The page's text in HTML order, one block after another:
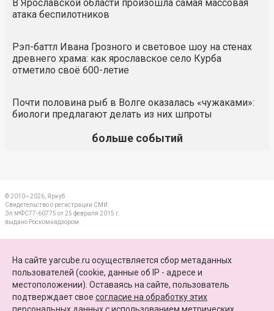
В Ярославской области произошла самая массовая
атака беспилотников
Рэп-баттл Ивана Грозного и световое шоу на стенах
древнего храма: как ярославское село Курба
отметило своё 600-летие
Почти половина рыб в Волге оказалась «чужаками»:
биологи предлагают делать из них шпроты
больше событий
© 2010—2026, Яркуб
Свидетельство о регистрации СМИ:
Эл №ФС77-60775 от 25 февраля 2015 г.
выдано Роскомнадзором
ПАРТНЕРЫ
КАРТА САЙТА
На сайте yarcube.ru осуществляется сбор метаданных
пользователей (cookie, данные об IP - адресе и
местоположении). Оставаясь на сайте, пользователь
подтверждает свое согласие на обработку этих